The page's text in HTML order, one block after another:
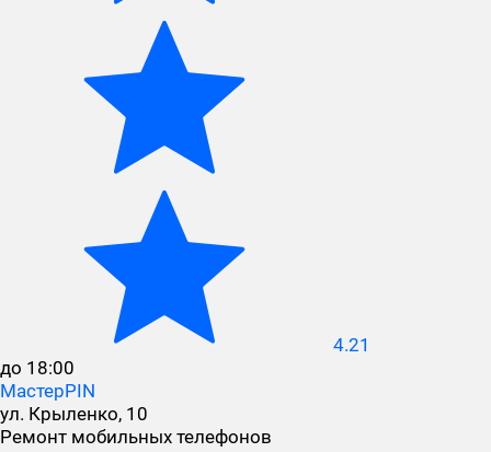
4.21
до 18:00
МастерPIN
ул. Крыленко, 10
Ремонт мобильных телефонов